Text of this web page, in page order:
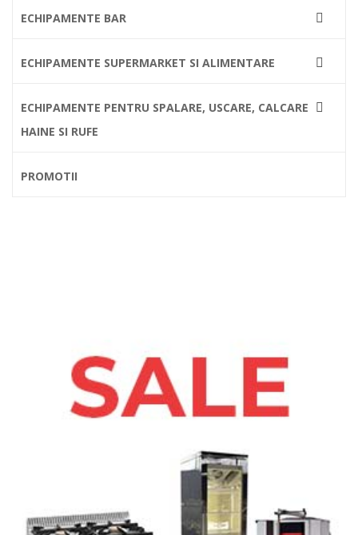
ECHIPAMENTE BAR 
ECHIPAMENTE SUPERMARKET SI ALIMENTARE 
ECHIPAMENTE PENTRU SPALARE, USCARE, CALCARE
HAINE SI RUFE

PROMOTII